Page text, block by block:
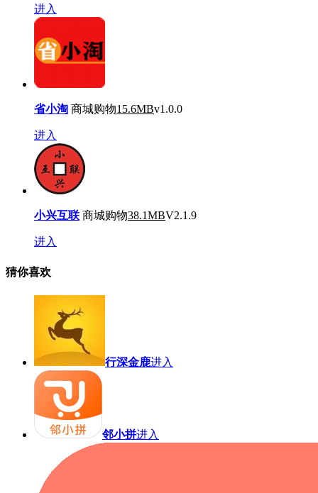
进入
省小淘 商城购物15.6MBv1.0.0
进入
小兴互联 商城购物38.1MBV2.1.9
进入
猜你喜欢
行深金鹿进入
邻小拼进入